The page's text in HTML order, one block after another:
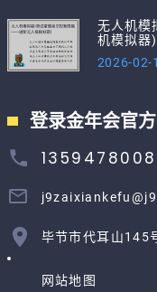
无人机模
机模拟器)
2026-02-
登录金年会官
毕节市代耳山145
网站地图